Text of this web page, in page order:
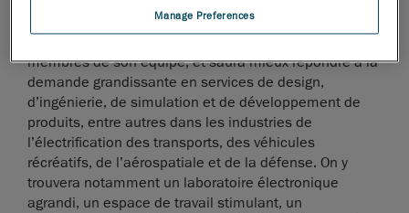
membres de son équipe, et saura mieux répondre à la
demande grandissante en services de design,
d’ingénierie, de simulation et de développement de
produits, entre autres dans les industries de
l’électrification des transports, des véhicules
récréatifs, de l’aérospatiale et de la défense. On y
trouvera notamment un laboratoire électronique
agrandi, un espace de travail stimulant, un
Manage Preferences